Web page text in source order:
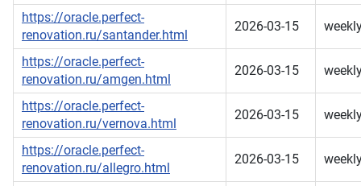
https://oracle.perfect-
renovation.ru/santander.html
2026-03-15
https://oracle.perfect-
renovation.ru/amgen.html
2026-03-15
https://oracle.perfect-
renovation.ru/vernova.html
2026-03-15
https://oracle.perfect-
renovation.ru/allegro.html
2026-03-15